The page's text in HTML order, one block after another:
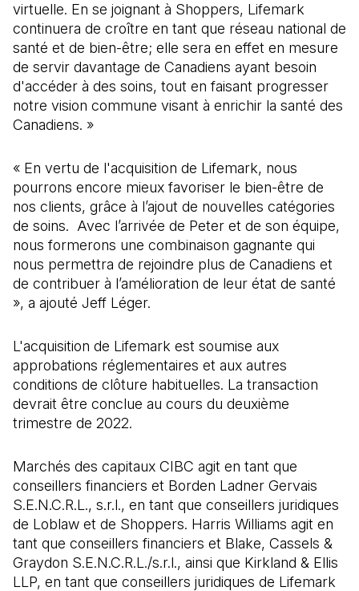
virtuelle. En se joignant à Shoppers, Lifemark
continuera de croître en tant que réseau national de
santé et de bien-être; elle sera en effet en mesure
de servir davantage de Canadiens ayant besoin
d'accéder à des soins, tout en faisant progresser
notre vision commune visant à enrichir la santé des
Canadiens. »
« En vertu de l'acquisition de Lifemark, nous
pourrons encore mieux favoriser le bien-être de
nos clients, grâce à l’ajout de nouvelles catégories
de soins. Avec l’arrivée de Peter et de son équipe,
nous formerons une combinaison gagnante qui
nous permettra de rejoindre plus de Canadiens et
de contribuer à l’amélioration de leur état de santé
», a ajouté Jeff Léger.
L'acquisition de Lifemark est soumise aux
approbations réglementaires et aux autres
conditions de clôture habituelles. La transaction
devrait être conclue au cours du deuxième
trimestre de 2022.
Marchés des capitaux CIBC agit en tant que
conseillers financiers et Borden Ladner Gervais
S.E.N.C.R.L., s.r.l., en tant que conseillers juridiques
de Loblaw et de Shoppers. Harris Williams agit en
tant que conseillers financiers et Blake, Cassels &
Graydon S.E.N.C.R.L./s.r.l., ainsi que Kirkland & Ellis
LLP, en tant que conseillers juridiques de Lifemark